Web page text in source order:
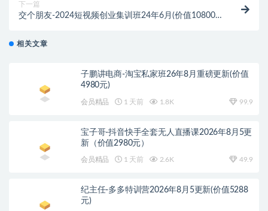
下一篇
交个朋友-2024短视频创业集训班24年6月(价值10800
相关文章
子鹏讲电商-淘宝私家班26年8月重磅更新(价值
4980元)
会员精品 1 天前 1.8K 99.9
宝子哥-抖音快手全套无人直播课2026年8月5更
新（价值2980元）
会员精品 1 天前 2.6K 49.9
纪主任-多多特训营2026年8月5更新(价值5288
元)